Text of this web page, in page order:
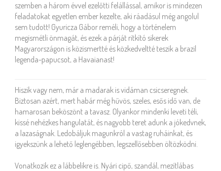
szemben a három évvel ezelőtti felállással, amikor is mindezen
feladatokat egyetlen ember kezelte, aki ráadásul még angolul
sem tudott! Gyuricza Gábor reméli, hogy a történelem
megismétli önmagát, és ezek a párját ritkító sikerek
Magyarországon is közismertté és közkedveltté teszik a brazil
legenda-papucsot, a Havaianast!
Hiszik vagy nem, már a madarak is vidáman csicseregnek.
Biztosan azért, mert habár még hűvös, szeles, esős idő van, de
hamarosan beköszönt a tavasz. Olyankor mindenki leveti téli,
kissé nehézkes hangulatát, és nagyobb teret adunk a jókedvnek,
a lazaságnak. Ledobáljuk magunkról a vastag ruháinkat, és
igyekszünk a lehető leglengébben, legszellősebben öltözködni.
Vonatkozik ez a lábbelikre is. Nyári cipő, szandál, mezítlábas